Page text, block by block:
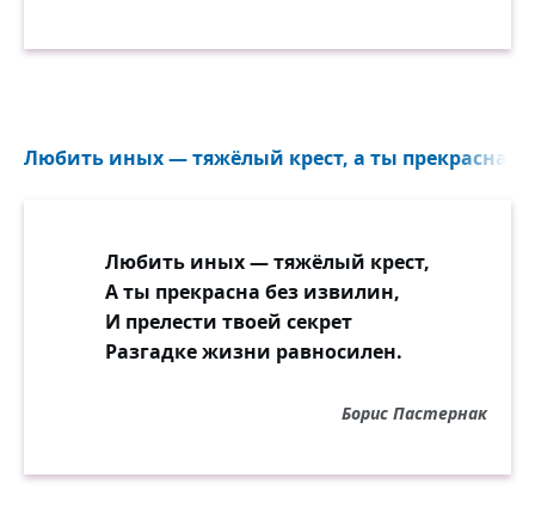
Любить иных — тяжёлый крест, а ты прекрасна
Любить иных — тяжёлый крест,
А ты прекрасна без извилин,
И прелести твоей секрет
Разгадке жизни равносилен.
Борис Пастернак